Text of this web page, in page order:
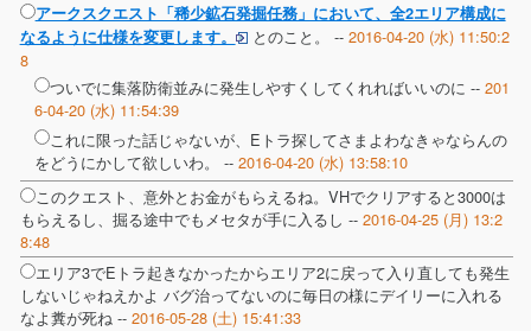
アークスクエスト「稀少鉱石発掘任務」において、全2エリア構成に
なるように仕様を変更します。
とのこと。 -- 2016-04-20 (水) 11:50:2
8
ついでに集落防衛並みに発生しやすくしてくれればいいのに -- 201
6-04-20 (水) 11:54:39
これに限った話じゃないが、Eトラ探してさまよわなきゃならんの
をどうにかして欲しいわ。 -- 2016-04-20 (水) 13:58:10
このクエスト、意外とお金がもらえるね。VHでクリアすると3000は
もらえるし、掘る途中でもメセタが手に入るし -- 2016-04-25 (月) 13:2
8:48
エリア3でEトラ起きなかったからエリア2に戻って入り直しても発生
しないじゃねえかよ バグ治ってないのに毎日の様にデイリーに入れる
なよ糞が死ね -- 2016-05-28 (土) 15:41:33